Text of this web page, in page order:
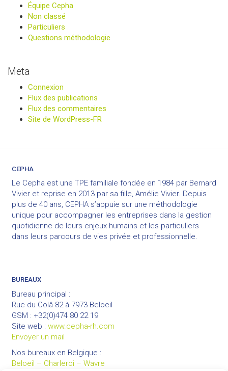
Équipe Cepha
Non classé
Particuliers
Questions méthodologie
Meta
Connexion
Flux des publications
Flux des commentaires
Site de WordPress-FR
CEPHA
Le Cepha est une TPE familiale fondée en 1984 par Bernard
Vivier et reprise en 2013 par sa fille, Amélie Vivier. Depuis
plus de 40 ans, CEPHA s’appuie sur une méthodologie
unique pour accompagner les entreprises dans la gestion
quotidienne de leurs enjeux humains et les particuliers
dans leurs parcours de vies privée et professionnelle.
BUREAUX
Bureau principal :
Rue du Colâ 82 à 7973 Beloeil
GSM : +32(0)474 80 22 19
Site web : www.cepha-rh.com
Envoyer un mail
Nos bureaux en Belgique :
Beloeil – Charleroi – Wavre